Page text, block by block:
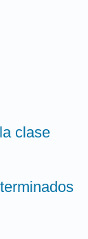
clase